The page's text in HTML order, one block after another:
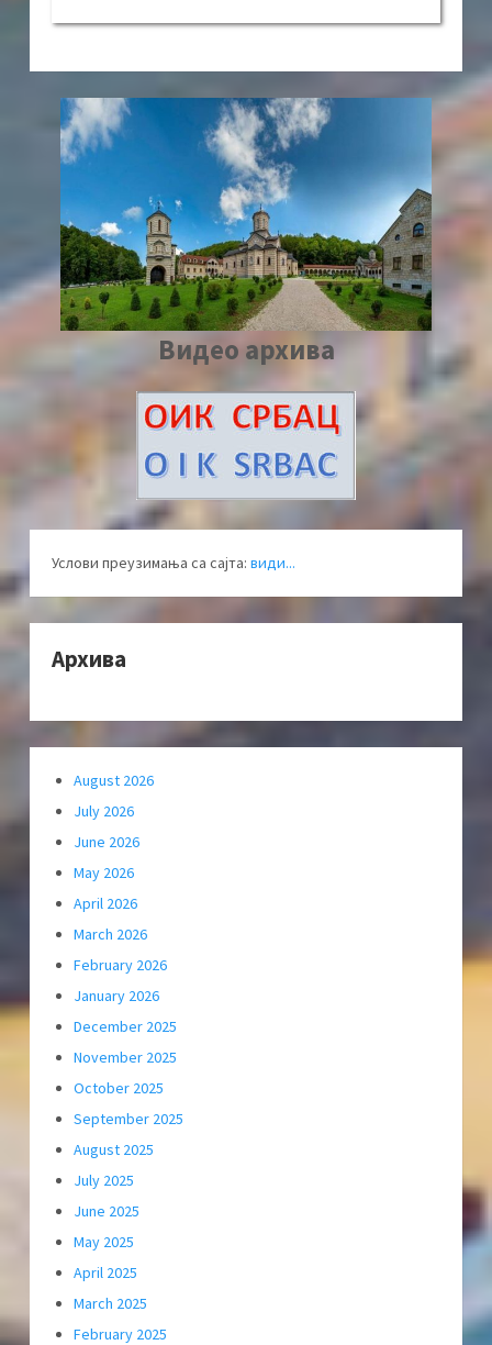
Видео архива
Услови преузимања са сајта: види...
Архива
August 2026
July 2026
June 2026
May 2026
April 2026
March 2026
February 2026
January 2026
December 2025
November 2025
October 2025
September 2025
August 2025
July 2025
June 2025
May 2025
April 2025
March 2025
February 2025